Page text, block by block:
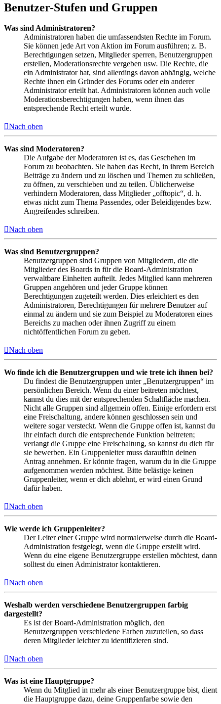
Benutzer-Stufen und Gruppen
Was sind Administratoren?
Administratoren haben die umfassendsten Rechte im Forum.
Sie können jede Art von Aktion im Forum ausführen; z. B.
Berechtigungen setzen, Mitglieder sperren, Benutzergruppen
erstellen, Moderationsrechte vergeben usw. Die Rechte, die
ein Administrator hat, sind allerdings davon abhängig, welche
Rechte ihnen ein Gründer des Forums oder ein anderer
Administrator erteilt hat. Administratoren können auch volle
Moderationsberechtigungen haben, wenn ihnen das
entsprechende Recht erteilt wurde.
Nach oben
Was sind Moderatoren?
Die Aufgabe der Moderatoren ist es, das Geschehen im
Forum zu beobachten. Sie haben das Recht, in ihrem Bereich
Beiträge zu ändern und zu löschen und Themen zu schließen,
zu öffnen, zu verschieben und zu teilen. Üblicherweise
verhindern Moderatoren, dass Mitglieder „offtopic“, d. h.
etwas nicht zum Thema Passendes, oder Beleidigendes bzw.
Angreifendes schreiben.
Nach oben
Was sind Benutzergruppen?
Benutzergruppen sind Gruppen von Mitgliedern, die die
Mitglieder des Boards in für die Board-Administration
verwaltbare Einheiten aufteilt. Jedes Mitglied kann mehreren
Gruppen angehören und jeder Gruppe können
Berechtigungen zugeteilt werden. Dies erleichtert es den
Administratoren, Berechtigungen für mehrere Benutzer auf
einmal zu ändern und sie zum Beispiel zu Moderatoren eines
Bereichs zu machen oder ihnen Zugriff zu einem
nichtöffentlichen Forum zu geben.
Nach oben
Wo finde ich die Benutzergruppen und wie trete ich ihnen bei?
Du findest die Benutzergruppen unter „Benutzergruppen“ im
persönlichen Bereich. Wenn du einer beitreten möchtest,
kannst du dies mit der entsprechenden Schaltfläche machen.
Nicht alle Gruppen sind allgemein offen. Einige erfordern erst
eine Freischaltung, andere können geschlossen sein und
weitere sogar versteckt. Wenn die Gruppe offen ist, kannst du
ihr einfach durch die entsprechende Funktion beitreten;
verlangt die Gruppe eine Freischaltung, so kannst du dich für
sie bewerben. Ein Gruppenleiter muss daraufhin deinen
Antrag annehmen. Er könnte fragen, warum du in die Gruppe
aufgenommen werden möchtest. Bitte belästige keinen
Gruppenleiter, wenn er dich ablehnt, er wird einen Grund
dafür haben.
Nach oben
Wie werde ich Gruppenleiter?
Der Leiter einer Gruppe wird normalerweise durch die Board-
Administration festgelegt, wenn die Gruppe erstellt wird.
Wenn du eine eigene Benutzergruppe erstellen möchtest, dann
solltest du einen Administrator kontaktieren.
Nach oben
Weshalb werden verschiedene Benutzergruppen farbig
dargestellt?
Es ist der Board-Administration möglich, den
Benutzergruppen verschiedene Farben zuzuteilen, so dass
deren Mitglieder leichter zu identifizieren sind.
Nach oben
Was ist eine Hauptgruppe?
Wenn du Mitglied in mehr als einer Benutzergruppe bist, dient
die Hauptgruppe dazu, deine Gruppenfarbe sowie den